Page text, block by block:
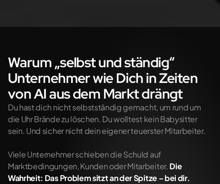
Warum „selbst und ständig“
Unternehmer wie Dich in Zeiten
von AI aus dem Markt drängt
Du hast dich nicht selbstständig gemacht, um rund um
die Uhr Brände zu löschen. Du wolltest kein Babysitter
sein. Und sicher nicht dein eigener teuerster Mitarbeiter.
Viele Unternehmer schieben die Schuld auf
Marktbedingungen, Kunden oder Mitarbeiter. Die
Wahrheit: Das Problem sitzt an der Spitze – bei dir.